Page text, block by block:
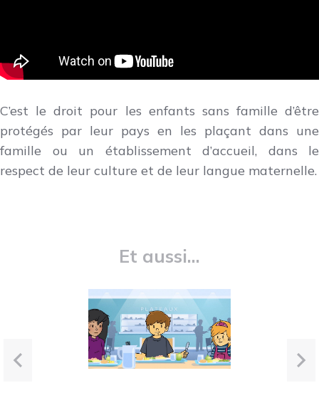
C’est le droit pour les enfants sans famille d’être
protégés par leur pays en les plaçant dans une
famille ou un établissement d’accueil, dans le
respect de leur culture et de leur langue maternelle.
Et aussi...